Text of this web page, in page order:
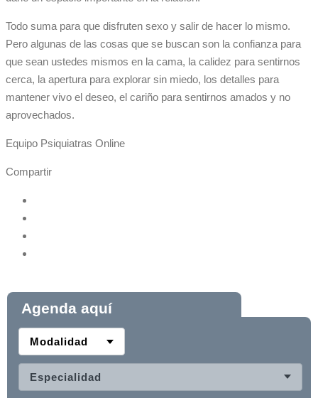
Todo suma para que disfruten sexo y salir de hacer lo mismo.
Pero algunas de las cosas que se buscan son la confianza para
que sean ustedes mismos en la cama, la calidez para sentirnos
cerca, la apertura para explorar sin miedo, los detalles para
mantener vivo el deseo, el cariño para sentirnos amados y no
aprovechados.
Equipo Psiquiatras Online
Compartir
Agenda aquí
Modalidad
Especialidad